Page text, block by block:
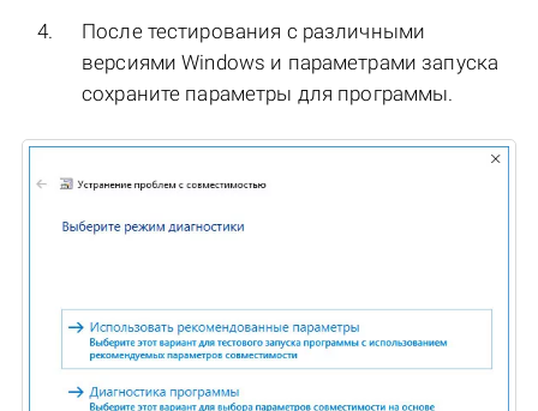
После тестирования c различными
версиями Windows и параметрами запуска
сохраните параметры для программы.